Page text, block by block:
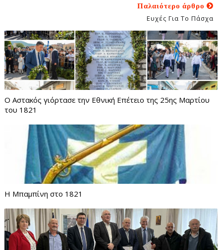
Παλαιότερο άρθρο
Ευχές Για Το Πάσχα
Ο Αστακός γιόρτασε την Εθνική Επέτειο της 25ης Μαρτίου
του 1821
Η Μπαμπίνη στο 1821